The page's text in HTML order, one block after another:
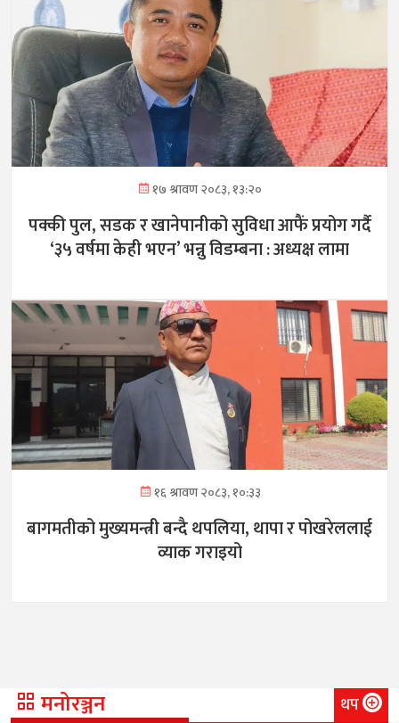
१७ श्रावण २०८३, १३:२०
पक्की पुल, सडक र खानेपानीको सुविधा आफैं प्रयोग गर्दै
‘३५ वर्षमा केही भएन’ भन्नु विडम्बना : अध्यक्ष लामा
१६ श्रावण २०८३, १०:३३
बागमतीको मुख्यमन्त्री बन्दै थपलिया, थापा र पोखरेललाई
व्याक गराइयो
मनोरञ्जन थप